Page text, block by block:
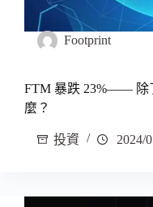
Footprint
FTM 暴跌 23%—— 除
麼？
投資 2024/